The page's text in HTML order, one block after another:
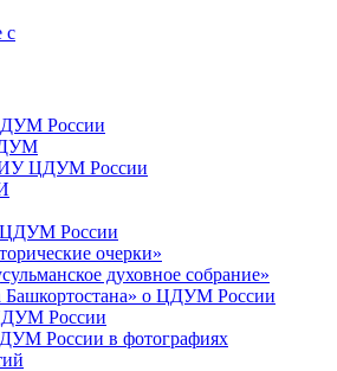
с
России
ЦДУМ России
ЦДУМ России
очерки»
духовное собрание»
Башкортостана» о ЦДУМ России
России
России в фотографиях